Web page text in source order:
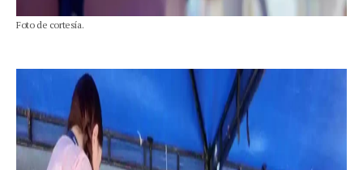
Foto de cortesía.